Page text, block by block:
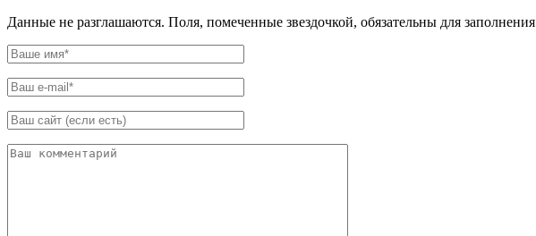
Данные не разглашаются. Поля, помеченные звездочкой, обязательны для заполнения